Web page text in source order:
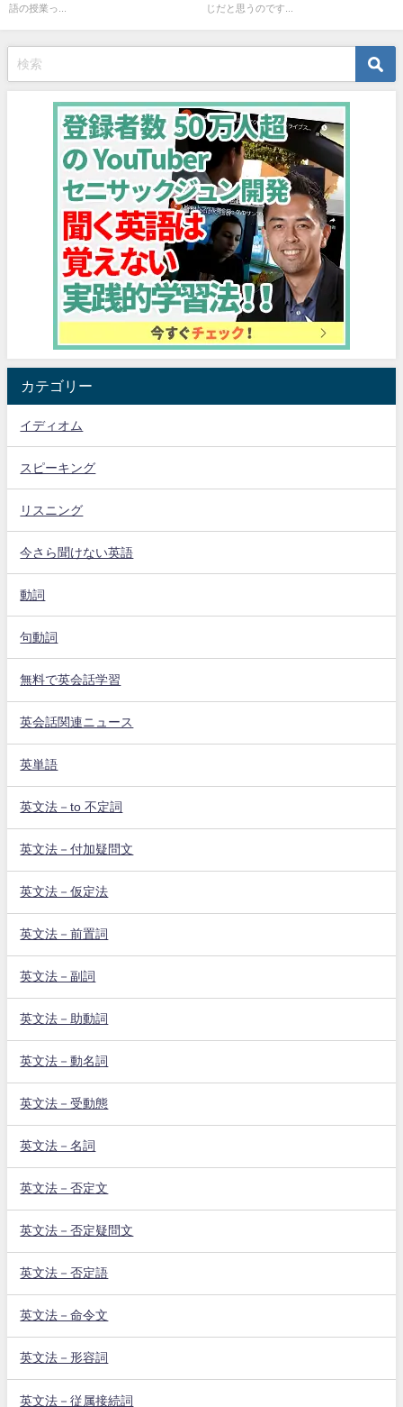
語の授業っ...
じだと思うのです...
カテゴリー
イディオム
スピーキング
リスニング
今さら聞けない英語
動詞
句動詞
無料で英会話学習
英会話関連ニュース
英単語
英文法－to 不定詞
英文法－付加疑問文
英文法－仮定法
英文法－前置詞
英文法－副詞
英文法－助動詞
英文法－動名詞
英文法－受動態
英文法－名詞
英文法－否定文
英文法－否定疑問文
英文法－否定語
英文法－命令文
英文法－形容詞
英文法－従属接続詞